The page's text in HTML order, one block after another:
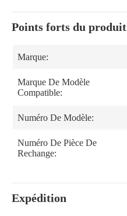
Points forts du produit
Marque:
Marque De Modèle
Compatible:
Numéro De Modèle:
Numéro De Pièce De
Rechange:
Expédition